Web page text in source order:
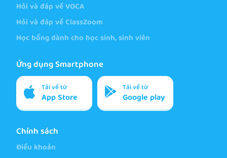
Hỏi và đáp về VOCA
Hỏi và đáp về ClassZoom
Học bổng dành cho học sinh, sinh viên
Ứng dụng Smartphone
Tải về từ
App Store
Tải về từ
Google play
Chính sách
Điều khoản